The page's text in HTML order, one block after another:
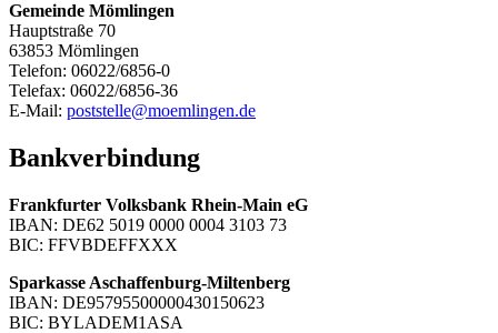
Gemeinde Mömlingen
Hauptstraße 70
63853 Mömlingen
Telefon: 06022/6856-0
Telefax: 06022/6856-36
E-Mail: poststelle@moemlingen.de
Bankverbindung
Frankfurter Volksbank Rhein-Main eG
IBAN: DE62 5019 0000 0004 3103 73
BIC: FFVBDEFFXXX
Sparkasse Aschaffenburg-Miltenberg
IBAN: DE95795500000430150623
BIC: BYLADEM1ASA